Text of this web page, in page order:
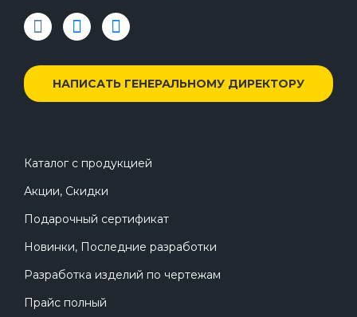
НАПИСАТЬ ГЕНЕРАЛЬНОМУ ДИРЕКТОРУ
Каталог с продукцией
Акции, Скидки
Подарочный сертификат
Новинки, Последние разработки
Разработка изделий по чертежам
Прайс полный